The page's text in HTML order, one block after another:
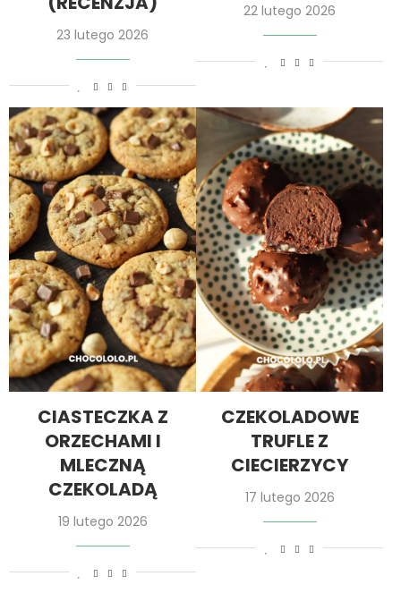
23 lutego 2026
22 lutego 2026
CIASTECZKA Z
ORZECHAMI I
MLECZNĄ
CZEKOLADĄ
19 lutego 2026
CZEKOLADOWE
TRUFLE Z
CIECIERZYCY
17 lutego 2026